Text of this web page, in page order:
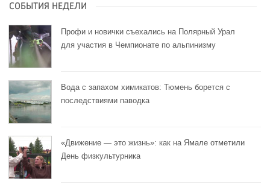
СОБЫТИЯ НЕДЕЛИ
Профи и новички съехались на Полярный Урал
для участия в Чемпионате по альпинизму
Вода с запахом химикатов: Тюмень борется с
последствиями паводка
«Движение — это жизнь»: как на Ямале отметили
День физкультурника